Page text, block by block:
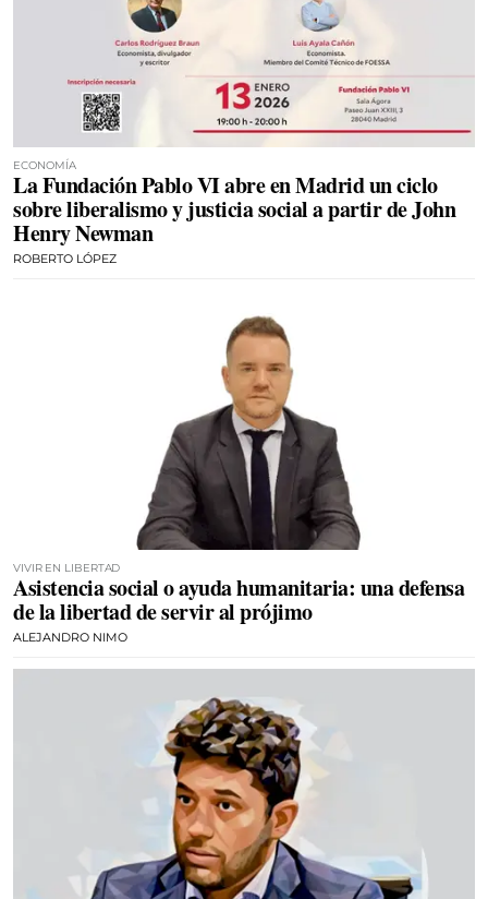
ECONOMÍA
La Fundación Pablo VI abre en Madrid un ciclo
sobre liberalismo y justicia social a partir de John
Henry Newman
ROBERTO LÓPEZ
VIVIR EN LIBERTAD
Asistencia social o ayuda humanitaria: una defensa
de la libertad de servir al prójimo
ALEJANDRO NIMO